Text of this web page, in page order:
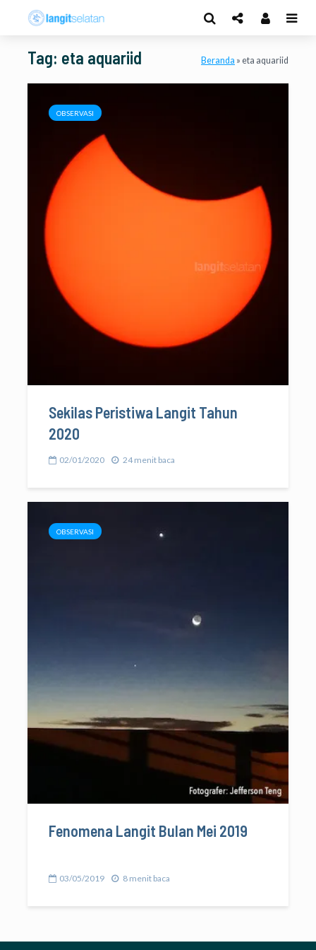
Tag: eta aquariid Beranda » eta aquariid
OBSERVASI
Sekilas Peristiwa Langit Tahun
2020
02/01/2020 24 menit baca
OBSERVASI
Fenomena Langit Bulan Mei 2019
03/05/2019 8 menit baca